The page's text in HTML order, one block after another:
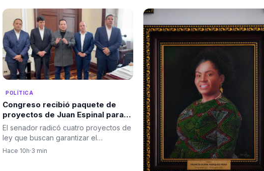
POLÍTICA
Congreso recibió paquete de
proyectos de Juan Espinal para
blindar la seguridad energética
del país
El senador radicó cuatro proyectos de
ley que buscan garantizar el
abastecimiento, promover una…
Hace 10h·3 min